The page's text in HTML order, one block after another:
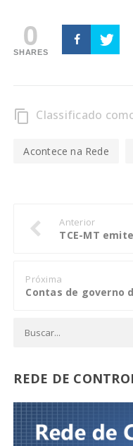
0
SHARES
content_copy Classificado
Acontece na Rede
Anterior
Próxima
REDE DE